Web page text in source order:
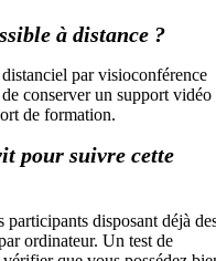
à distance ?
par visioconférence
conserver un support vidéo
de formation.
pour suivre cette
participants disposant déjà
ordinateur. Un test de